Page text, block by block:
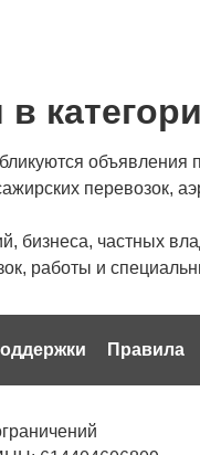
перевозок,
бизнеса, частных
работы и
Правила